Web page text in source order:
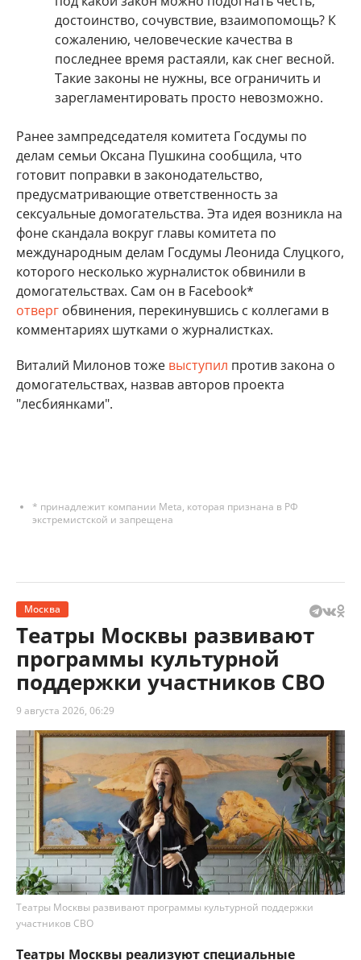
достоинство, сочувствие, взаимопомощь? К
сожалению, человеческие качества в
последнее время растаяли, как снег весной.
Такие законы не нужны, все ограничить и
зарегламентировать просто невозможно.
Ранее зампредседателя комитета Госдумы по
делам семьи Оксана Пушкина сообщила, что
готовит поправки в законодательство,
предусматривающие ответственность за
сексуальные домогательства. Эта идея возникла на
фоне скандала вокруг главы комитета по
международным делам Госдумы Леонида Слуцкого,
которого несколько журналисток обвинили в
домогательствах. Сам он в Facebook*
отверг обвинения, перекинувшись с коллегами в
комментариях шутками о журналистках.
Виталий Милонов тоже выступил против закона о
домогательствах, назвав авторов проекта
"лесбиянками".
* принадлежит компании Meta, которая признана в РФ
экстремистской и запрещена
Москва
Театры Москвы развивают
программы культурной
поддержки участников СВО
9 августа 2026, 06:29
Театры Москвы развивают программы культурной поддержки
участников СВО
Театры Москвы реализуют специальные